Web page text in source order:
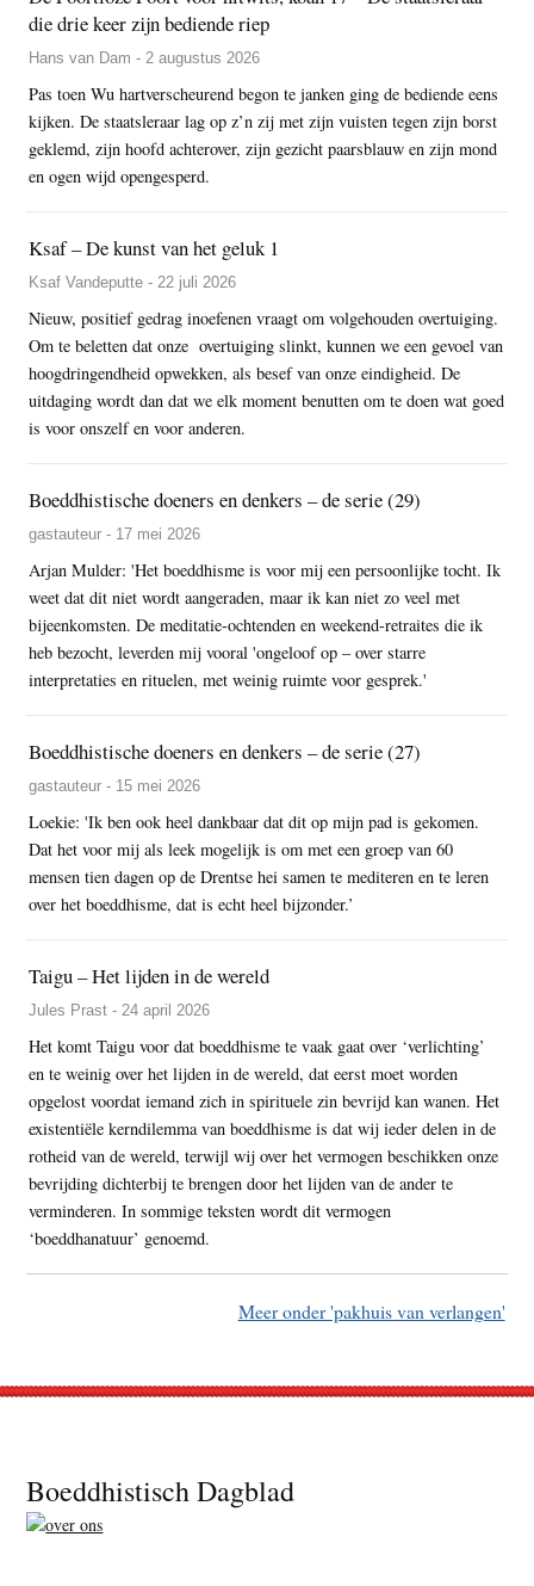
die drie keer zijn bediende riep
Hans van Dam - 2 augustus 2026
Pas toen Wu hartverscheurend begon te janken ging de bediende eens
kijken. De staatsleraar lag op z’n zij met zijn vuisten tegen zijn borst
geklemd, zijn hoofd achterover, zijn gezicht paarsblauw en zijn mond
en ogen wijd opengesperd.
Ksaf – De kunst van het geluk 1
Ksaf Vandeputte - 22 juli 2026
Nieuw, positief gedrag inoefenen vraagt om volgehouden overtuiging.
Om te beletten dat onze overtuiging slinkt, kunnen we een gevoel van
hoogdringendheid opwekken, als besef van onze eindigheid. De
uitdaging wordt dan dat we elk moment benutten om te doen wat goed
is voor onszelf en voor anderen.
Boeddhistische doeners en denkers – de serie (29)
gastauteur - 17 mei 2026
Arjan Mulder: 'Het boeddhisme is voor mij een persoonlijke tocht. Ik
weet dat dit niet wordt aangeraden, maar ik kan niet zo veel met
bijeenkomsten. De meditatie-ochtenden en weekend-retraites die ik
heb bezocht, leverden mij vooral 'ongeloof op – over starre
interpretaties en rituelen, met weinig ruimte voor gesprek.'
Boeddhistische doeners en denkers – de serie (27)
gastauteur - 15 mei 2026
Loekie: 'Ik ben ook heel dankbaar dat dit op mijn pad is gekomen.
Dat het voor mij als leek mogelijk is om met een groep van 60
mensen tien dagen op de Drentse hei samen te mediteren en te leren
over het boeddhisme, dat is echt heel bijzonder.’
Taigu – Het lijden in de wereld
Jules Prast - 24 april 2026
Het komt Taigu voor dat boeddhisme te vaak gaat over ‘verlichting’
en te weinig over het lijden in de wereld, dat eerst moet worden
opgelost voordat iemand zich in spirituele zin bevrijd kan wanen. Het
existentiële kerndilemma van boeddhisme is dat wij ieder delen in de
rotheid van de wereld, terwijl wij over het vermogen beschikken onze
bevrijding dichterbij te brengen door het lijden van de ander te
verminderen. In sommige teksten wordt dit vermogen
‘boeddhanatuur’ genoemd.
Meer onder 'pakhuis van verlangen'
Footer
Boeddhistisch Dagblad